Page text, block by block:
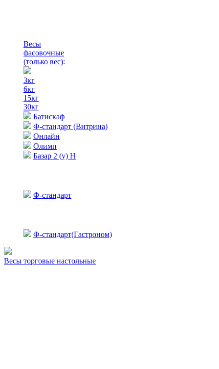
Весы
фасовочные
(только вес):
3кг
6кг
15кг
30кг
Батискаф
Ф-стандарт (Витрина)
Онлайн
Олимп
Базар 2 (у) Н
Ф-стандарт
Ф-стандарт(Гастроном)
Весы торговые настольные